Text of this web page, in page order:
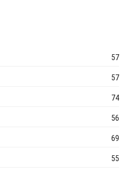
57
57
74
56
69
55